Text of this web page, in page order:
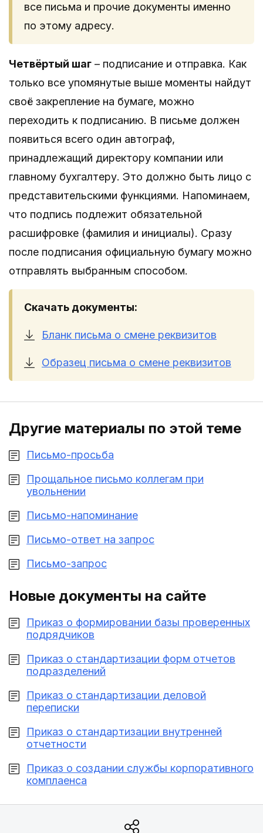
все письма и прочие документы именно
по этому адресу.
Четвёртый шаг – подписание и отправка. Как
только все упомянутые выше моменты найдут
своё закрепление на бумаге, можно
переходить к подписанию. В письме должен
появиться всего один автограф,
принадлежащий директору компании или
главному бухгалтеру. Это должно быть лицо с
представительскими функциями. Напоминаем,
что подпись подлежит обязательной
расшифровке (фамилия и инициалы). Сразу
после подписания официальную бумагу можно
отправлять выбранным способом.
Скачать документы:
Бланк письма о смене реквизитов
Образец письма о смене реквизитов
Другие материалы по этой теме
Письмо-просьба
Прощальное письмо коллегам при
увольнении
Письмо-напоминание
Письмо-ответ на запрос
Письмо-запрос
Новые документы на сайте
Приказ о формировании базы проверенных
подрядчиков
Приказ о стандартизации форм отчетов
подразделений
Приказ о стандартизации деловой
переписки
Приказ о стандартизации внутренней
отчетности
Приказ о создании службы корпоративного
комплаенса